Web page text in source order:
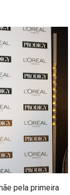
pela primeira